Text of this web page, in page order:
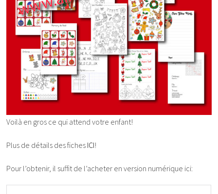
Voilà en gros ce qui attend votre enfant!
Plus de détails des fiches ICI!
Pour l’obtenir, il suffit de l’acheter en version numérique ici: